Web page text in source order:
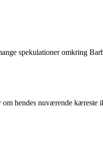
spekulationer omkring
om hendes nuværende kæreste